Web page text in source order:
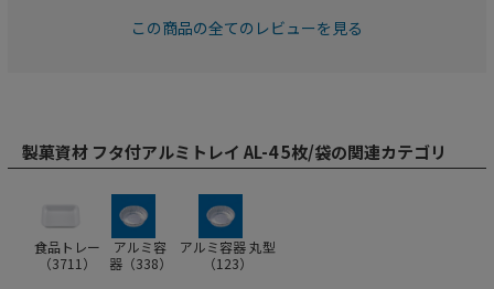
この商品の全てのレビューを見る
製菓資材 フタ付アルミトレイ AL-4 5枚/袋の関連カテゴリ
食品トレー
（3711 ）
アルミ容
器（338）
アルミ容器 丸型
（123）